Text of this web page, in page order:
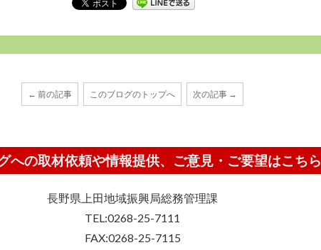
← 前の記事 このブログのトップへ 次の記事 →
への取材依頼や情報提供、ご意見・ご要望はこちら
長野県上田地域振興局総務管理課
TEL:0268-25-7111
FAX:0268-25-7115